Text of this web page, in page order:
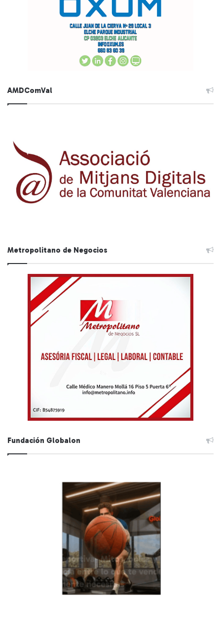
AMDComVal
Metropolitano de Negocios
Fundación Globalon